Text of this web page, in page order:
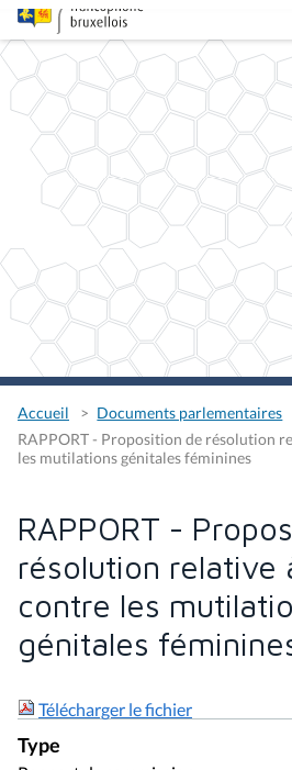
Accueil
Documents parlementaires
RAPPORT - Proposition de résolution
les mutilations génitales féminines
RAPPORT -
résolution relative
contre les
génitales
Télécharger le fichier
Type
Rapport de commission
Nathalie Gilson
Fatiha Saïdi
Céline Fremault
Dominique Braeckman
2008 - 2009